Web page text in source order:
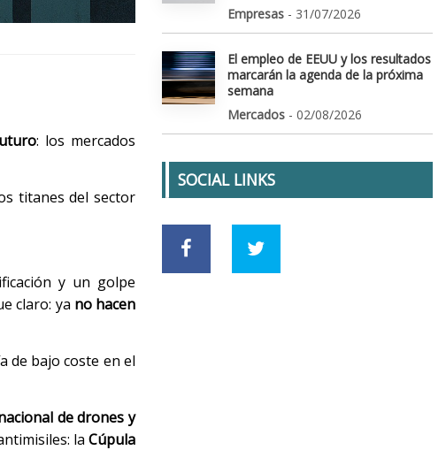
: los mercados
titanes del sector
y un golpe
claro: ya no hacen
de bajo coste en el
de drones y
laCúpula
Empresas - 31/07/2026
El empleo de EEUU y los resultados
marcarán la agenda de la próxima
semana
Mercados - 02/08/2026
SOCIAL LINKS